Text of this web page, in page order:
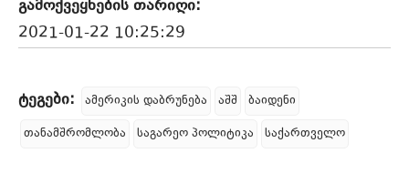
გამოქვეყნების თარიღი:
2021-01-22 10:25:29
ტეგები: ამერიკის დაბრუნება აშშ
ბაიდენი
თანამშრომლობა
საგარეო პოლიტიკა საქართველო